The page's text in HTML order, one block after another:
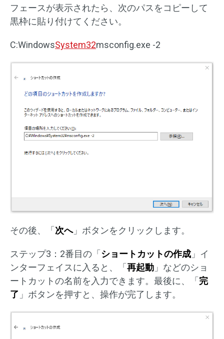
フェースが表示されたら、次のパスをコピーして
黒枠に貼り付けてください。
C:WindowsSystem32msconfig.exe -2
その後、「 次へ」ボタンをクリックします。
ステップ3：2番目の「 ショートカットの作成 」イ
ンターフェイスに入ると、「 再起動 」などのショ
ートカットの名前を入力できます。最後に、「 完
了 」ボタンを押すと、操作が完了します。